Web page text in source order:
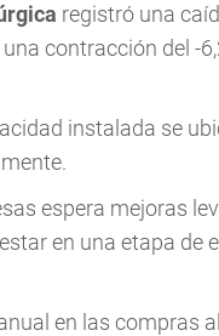
registró una
contracción del -
instalada se
espera mejoras
en una etapa de
en las compras